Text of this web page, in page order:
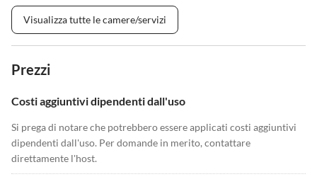
Visualizza tutte le camere/servizi
Prezzi
Costi aggiuntivi dipendenti dall'uso
Si prega di notare che potrebbero essere applicati costi aggiuntivi
dipendenti dall'uso. Per domande in merito, contattare
direttamente l'host.